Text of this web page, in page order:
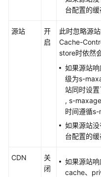
台配置的缓
源站
开
启
此时忽略源
Cache-
store时依然
如果源站
级为s-
站同时设
, s-
时间遵循s-
如果源站
台配置的缓
CDN
关
闭
如果源站
cache、